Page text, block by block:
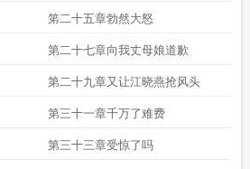
笫二十五章勃然大怒
第二十七章向我丈母娘道歉
第二十九章又让江晓燕抢风头
第三十一章千万了难费
第三十三章受惊了吗